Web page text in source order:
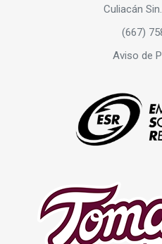
Culiacán
(667)
Aviso de